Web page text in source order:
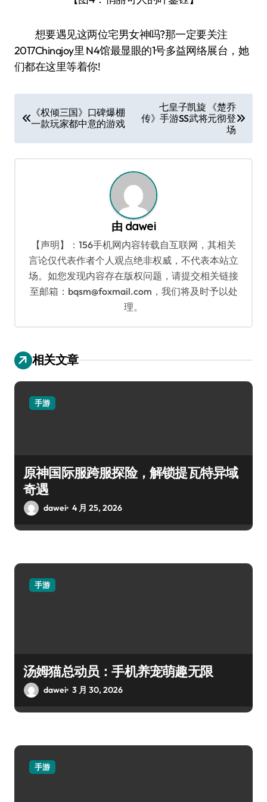
想要遇见这两位宅男女神吗?那一定要关注
2017Chinajoy里 N4馆最显眼的1号多益网络展台，她
们都在这里等着你!
章
导
航
《权倾三国》口碑爆棚
一款玩家都中意的游戏
七皇子凯旋 《楚乔
传》手游SS武将元彻登
场
由 dawei
【声明】：156手机网内容转载自互联网，其相关
言论仅代表作者个人观点绝非权威，不代表本站立
场。如您发现内容存在版权问题，请提交相关链接
至邮箱：bqsm@foxmail.com，我们将及时予以处
理。
相关文章
手游
原神国际服跨服探险，解锁提瓦特异域
奇遇
dawei 4 月 25, 2026
手游
汤姆猫总动员：手机养宠萌趣无限
dawei 3 月 30, 2026
手游